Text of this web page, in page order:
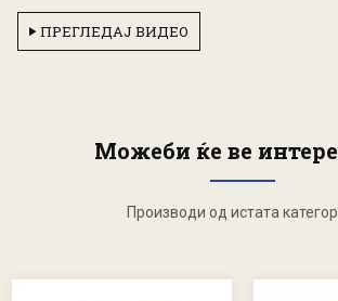
ПРЕГЛЕДАЈ ВИДЕО
Можеби ќе ве
Производи од истата